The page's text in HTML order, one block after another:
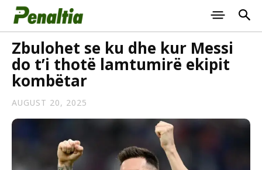
Zbulohet se ku dhe kur Messi
do t’i thotë lamtumirë ekipit
kombëtar
AUGUST 20, 2025